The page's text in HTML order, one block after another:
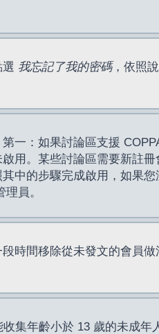
我忘記了我的密碼，依照
一：如果討論區支援
用。某些討論區需要新註
中的步驟完成啟用，如果
員。
時間移除從未發文的會員
集年齡小於 13 歲的未成